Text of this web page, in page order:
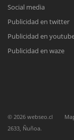
Nuestros ejecutivos
Todos nuestros
Social media
Publicidad en twitter
Publicidad en
Publicidad en waze
© 2026 webseo.cl
2633, Ñuñoa.